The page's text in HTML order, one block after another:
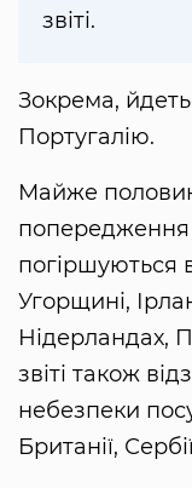
звіті.
Зокрема,
Португалію.
Майже
попередження
погіршуються
Угорщині,
Нідерландах,
звіті також
небезпеки
Британії,